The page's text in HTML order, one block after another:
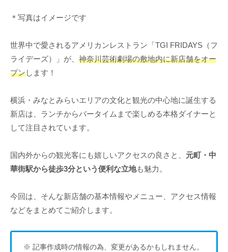
＊写真はイメージです
世界中で愛されるアメリカンレストラン「TGI FRIDAYS（フ
ライデーズ）」が、 神奈川芸術劇場の敷地内に新店舗をオー
プンします！
横浜・みなとみらいエリアの文化と観光の中心地に誕生する
新店は、ランチからバータイムまで楽しめる本格ダイナーと
して注目されています。
国内外からの観光客にも嬉しいアクセスの良さと、 元町・中
華街駅から徒歩3分という便利な立地も魅力。
今回は、そんな新店舗の基本情報やメニュー、アクセス情報
などをまとめてご紹介します。
※ 記事作成時の情報の為、変更があるかもしれません。